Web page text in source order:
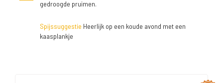
gedroogde pruimen.
Spijssuggestie Heerlijk op een koude avond met een
kaasplankje